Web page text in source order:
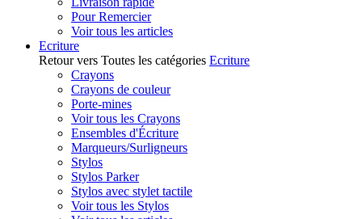
Pour Remercier
Voir tous les articles
Ecriture
Retour vers Toutes les catégories Ecriture
Crayons
Crayons de couleur
Porte-mines
Voir tous les Crayons
Ensembles d'Écriture
Marqueurs/Surligneurs
Stylos
Stylos Parker
Stylos avec stylet tactile
Voir tous les Stylos